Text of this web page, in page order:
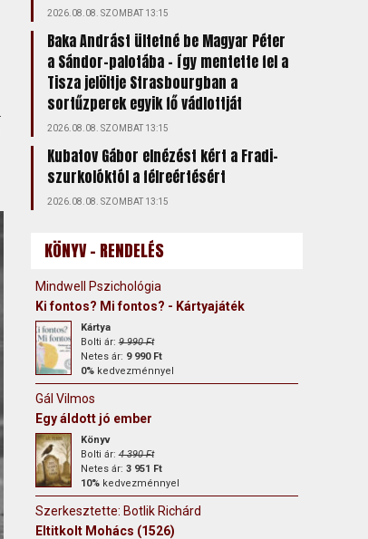
2026.08.08. SZOMBAT 13:15
Baka Andrást ültetné be Magyar Péter
a Sándor-palotába – így mentette fel a
Tisza jelöltje Strasbourgban a
sortűzperek egyik fő vádlottját
2026.08.08. SZOMBAT 13:15
Kubatov Gábor elnézést kért a Fradi-
szurkolóktól a félreértésért
2026.08.08. SZOMBAT 13:15
KÖNYV - RENDELÉS
Mindwell Pszichológia
Ki fontos? Mi fontos? - Kártyajáték
Kártya
Bolti ár:9 990 Ft
Netes ár: 9 990 Ft
0%kedvezménnyel
Gál Vilmos
Egy áldott jó ember
Könyv
Bolti ár:4 390 Ft
Netes ár: 3 951 Ft
10%kedvezménnyel
Szerkesztette: Botlik Richárd
Eltitkolt Mohács (1526)